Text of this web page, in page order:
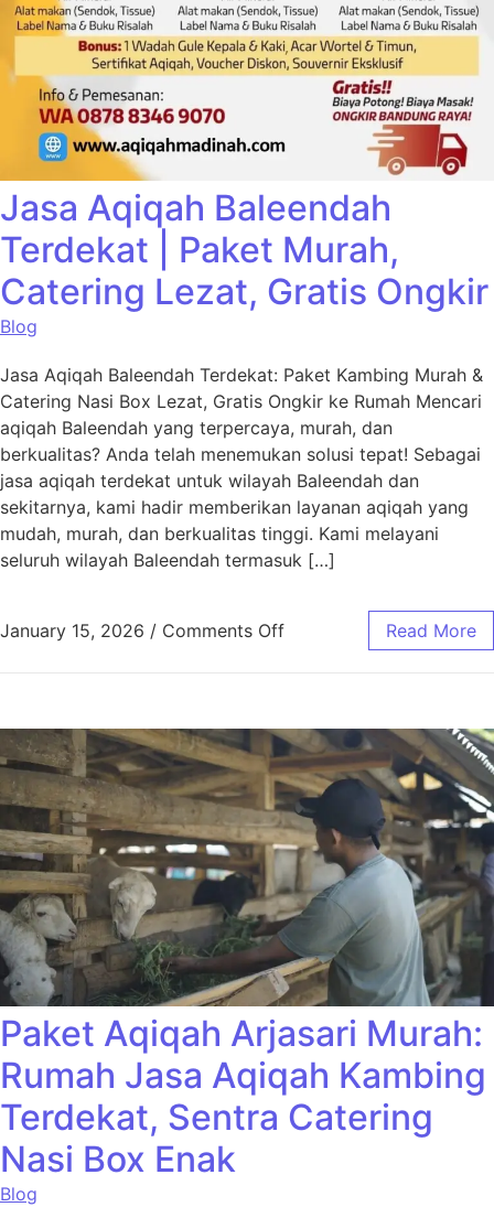
Jasa Aqiqah Baleendah
Terdekat | Paket Murah,
Catering Lezat, Gratis Ongkir
Blog
Jasa Aqiqah Baleendah Terdekat: Paket Kambing Murah &
Catering Nasi Box Lezat, Gratis Ongkir ke Rumah Mencari
aqiqah Baleendah yang terpercaya, murah, dan
berkualitas? Anda telah menemukan solusi tepat! Sebagai
jasa aqiqah terdekat untuk wilayah Baleendah dan
sekitarnya, kami hadir memberikan layanan aqiqah yang
mudah, murah, dan berkualitas tinggi. Kami melayani
seluruh wilayah Baleendah termasuk […]
January 15, 2026 / Comments Off Read More
Paket Aqiqah Arjasari Murah:
Rumah Jasa Aqiqah Kambing
Terdekat, Sentra Catering
Nasi Box Enak
Blog